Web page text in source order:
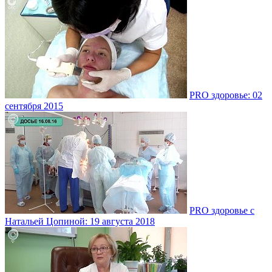
PRO здоровье: 02
сентября 2015
PRO здоровье с
Натальей Цопиной: 19 августа 2018